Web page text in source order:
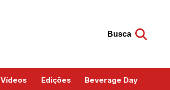
Busca
Vídeos Edições Beverage Day